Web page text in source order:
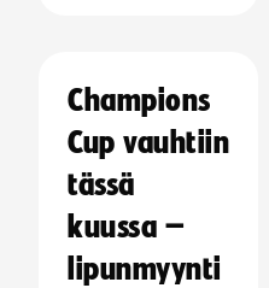
Champions
Cup vauhtiin
tässä
kuussa –
lipunmyynti